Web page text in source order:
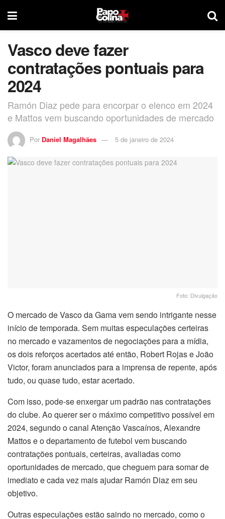
Vasco deve fazer
contratações pontuais para
2024
Ramón Diaz pede para encorpar o elenco em 2024
e Mattos vem buscando oportunidades de mercado
Por Daniel Magalhães 5 de janeiro de 2024
Foto: Divulgação
O mercado de Vasco da Gama vem sendo intrigante nesse
início de temporada. Sem muitas especulações certeiras
no mercado e vazamentos de negociações para a mídia,
os dois reforços acertados até então, Robert Rojas e João
Victor, foram anunciados para a imprensa de repente, após
tudo, ou quase tudo, estar acertado.
Com isso, pode-se enxergar um padrão nas contratações
do clube. Ao querer ser o máximo competitivo possível em
2024, segundo o canal Atenção Vascaínos, Alexandre
Mattos e o departamento de futebol vem buscando
contratações pontuais, certeiras, avaliadas como
oportunidades de mercado, que cheguem para somar de
imediato e cada vez mais ajudar Ramón Diaz em seu
objetivo.
Outras especulações estão saindo no mercado, como o